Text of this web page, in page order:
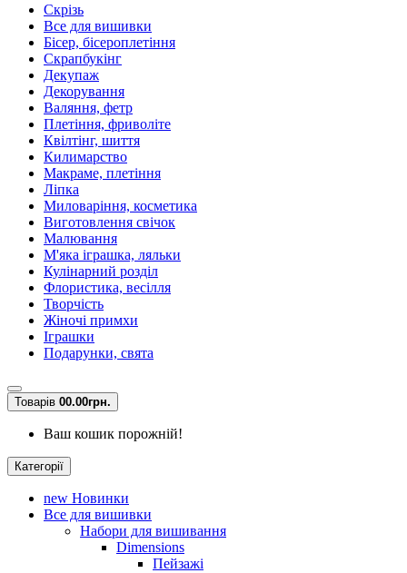
Скрізь
Все для вишивки
Бісер, бісероплетіння
Скрапбукінг
Декупаж
Декорування
Валяння, фетр
Плетіння, фриволіте
Квілтінг, шиття
Килимарство
Макраме, плетіння
Ліпка
Миловаріння, косметика
Виготовлення свічок
Малювання
М'яка іграшка, ляльки
Кулінарний розділ
Флористика, весілля
Творчість
Жіночі примхи
Іграшки
Подарунки, свята
Товарів 00.00грн.
Ваш кошик порожній!
Категорії
new Новинки
Все для вишивки
Набори для вишивання
Dimensions
Пейзажі